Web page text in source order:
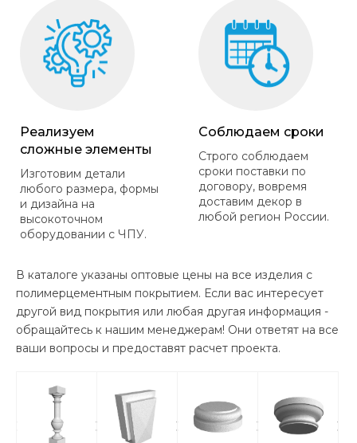
Реализуем
сложные элементы
Изготовим детали
любого размера, формы
и дизайна на
высокоточном
оборудовании с ЧПУ.
Соблюдаем сроки
Строго соблюдаем
сроки поставки по
договору, вовремя
доставим декор в
любой регион России.
В каталоге указаны оптовые цены на все изделия с
полимерцементным покрытием. Если вас интересует
другой вид покрытия или любая другая информация -
обращайтесь к нашим менеджерам! Они ответят на все
ваши вопросы и предоставят расчет проекта.